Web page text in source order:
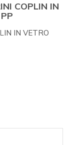
COPLIN IN
IN VETRO